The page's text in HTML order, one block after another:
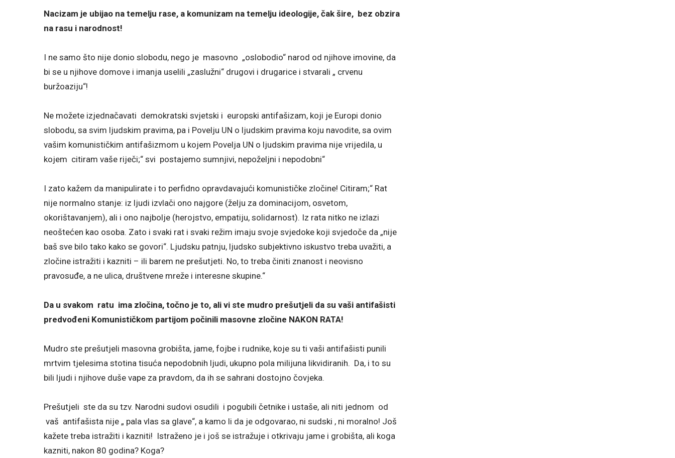
Nacizam je ubijao na temelju rase, a komunizam na temelju ideologije, čak šire, bez obzira
na rasu i narodnost!
I ne samo što nije donio slobodu, nego je masovno „oslobodio“ narod od njihove imovine, da
bi se u njihove domove i imanja uselili „zaslužni“ drugovi i drugarice i stvarali „ crvenu
buržoaziju“!
Ne možete izjednačavati demokratski svjetski i europski antifašizam, koji je Europi donio
slobodu, sa svim ljudskim pravima, pa i Povelju UN o ljudskim pravima koju navodite, sa ovim
vašim komunističkim antifašizmom u kojem Povelja UN o ljudskim pravima nije vrijedila, u
kojem citiram vaše riječi;“ svi postajemo sumnjivi, nepoželjni i nepodobni“
I zato kažem da manipulirate i to perfidno opravdavajući komunističke zločine! Citiram;“ Rat
nije normalno stanje: iz ljudi izvlači ono najgore (želju za dominacijom, osvetom,
okorištavanjem), ali i ono najbolje (herojstvo, empatiju, solidarnost). Iz rata nitko ne izlazi
neoštećen kao osoba. Zato i svaki rat i svaki režim imaju svoje svjedoke koji svjedoče da „nije
baš sve bilo tako kako se govori“. Ljudsku patnju, ljudsko subjektivno iskustvo treba uvažiti, a
zločine istražiti i kazniti – ili barem ne prešutjeti. No, to treba činiti znanost i neovisno
pravosuđe, a ne ulica, društvene mreže i interesne skupine.“
Da u svakom ratu ima zločina, točno je to, ali vi ste mudro prešutjeli da su vaši antifašisti
predvođeni Komunističkom partijom počinili masovne zločine NAKON RATA!
Mudro ste prešutjeli masovna grobišta, jame, fojbe i rudnike, koje su ti vaši antifašisti punili
mrtvim tjelesima stotina tisuća nepodobnih ljudi, ukupno pola milijuna likvidiranih. Da, i to su
bili ljudi i njihove duše vape za pravdom, da ih se sahrani dostojno čovjeka.
Prešutjeli ste da su tzv. Narodni sudovi osudili i pogubili četnike i ustaše, ali niti jednom od
vaš antifašista nije „ pala vlas sa glave“, a kamo li da je odgovarao, ni sudski , ni moralno! Još
kažete treba istražiti i kazniti! Istraženo je i još se istražuje i otkrivaju jame i grobišta, ali koga
kazniti, nakon 80 godina? Koga?